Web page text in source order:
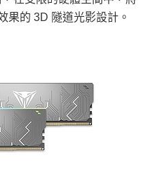
果的 3D 隧道光影設計。